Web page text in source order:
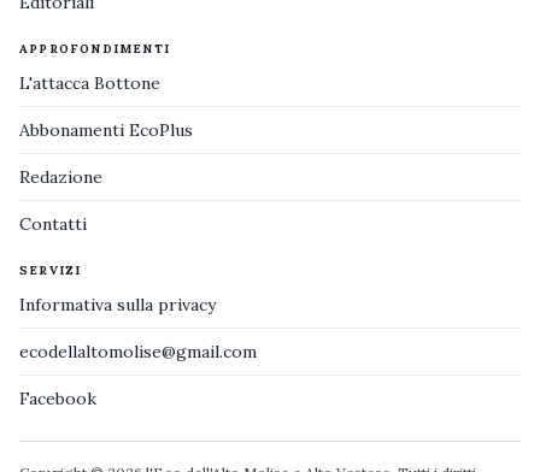
APPROFONDIMENTI
L'attacca Bottone
Abbonamenti EcoPlus
Redazione
Contatti
SERVIZI
Informativa sulla privacy
ecodellaltomolise@gmail.com
Facebook